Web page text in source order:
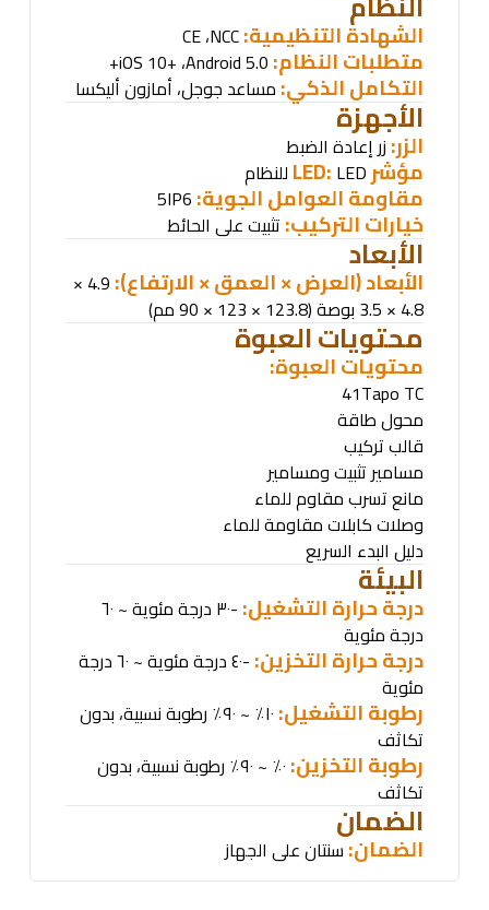
الشهادة التنظيمية:
CE ،NCC
متطلبات النظام: ،Android 5.0+
التكامل الذكي:مساعد جوجل، أمازون أليكسا
الأجهزة
الزر: زر إعادة الضبط
مؤشرLED:
LED للنظام
مقاومة العوامل الجوية:
5
خيارات التركيب: تثبيت على الحائط
الأبعاد
الأبعاد (العرض × العمق × الارتفاع):
4.9 ×
4.8 × 3.5 بوصة (123.8 × 123 × 90 مم)
محتويات العبوة
محتويات العبوة:
Tapo TC
41
محول طاقة
قالب تركيب
مسامير تثبيت ومسامير
مانع تسرب مقاوم للماء
وصلات كابلات مقاومة للماء
دليل البدء السريع
البيئة
درجة حرارة التشغيل:
-٣٠ درجة مئوية ~ ٦٠
درجة مئوية
درجة حرارة التخزين:
-٤٠ درجة مئوية ~ ٦٠ درجة
مئوية
رطوبة التشغيل:
١٠٪ ~ ٩٠٪ رطوبة نسبية، بدون
تكاثف
رطوبة التخزين:
٠٪ ~ ٩٠٪ رطوبة نسبية، بدون
تكاثف
الضمان
الضمان:سنتان على الجهاز